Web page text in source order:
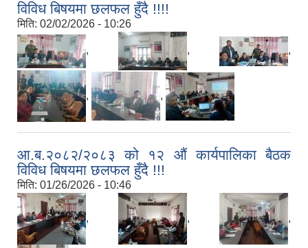
विविध बिषयमा छलफल हुँदै !!!!
मिति: 02/02/2026 - 10:26
, , ,
, ,
आ.ब.२०८२/२०८३ को १२ औं कार्यपालिका बैठक
विविध बिषयमा छलफल हुँदै !!!
मिति: 01/26/2026 - 10:46
, , ,